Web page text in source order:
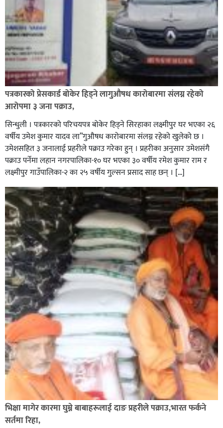
पत्रकारको प्रेसकार्ड बोकेर हिड्ने लागुऔषध कारोबारमा संलग्न रहेको
आरोपमा ३ जना पक्राउ,
सिन्धुली । पत्रकारको परिचयपत्र बोकेर हिड्ने सिरहाका लक्ष्मीपुर घर भएका २६
वर्षीय उमेश कुमार यादव ला”गुऔषध कारोबारमा संलग्न रहेको खुलेको छ ।
उमेशसहित ३ जनालाई प्रहरीले पक्राउ गरेका हुन् । प्रहरीका अनुसार उमेशसंगै
पक्राउ पर्नेमा लहान नगरपालिका-१० घर भएका ३० वर्षीय रमेश कुमार राम र
लक्ष्मीपुर गाउँपालिका-२ का २५ वर्षीय गुल्सन प्रसाद साह छन् । […]
भिक्षा मागेर कारमा घुम्ने बाबाहरूलाई दाङ प्रहरीले पक्राउ,भारत फर्कने
सर्तमा रिहा,